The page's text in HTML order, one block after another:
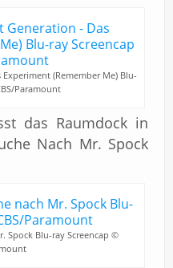
(Remember Me) Blu-
Paramount
das Raumdock in
Nach Mr. Spock
Spock Blu-ray Screencap ©